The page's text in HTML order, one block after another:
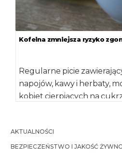
Kofeina zmniejsza ryzyko
Regularne picie
napojów, kawy i herbaty,
kobiet cierpiących na
AKTUALNOŚCI
BEZPIECZEŃSTWO I JAKOŚĆ